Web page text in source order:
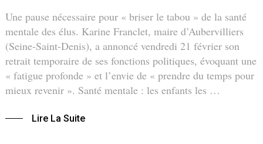
Une pause nécessaire pour « briser le tabou » de la santé
mentale des élus. Karine Franclet, maire d’Aubervilliers
(Seine-Saint-Denis), a annoncé vendredi 21 février son
retrait temporaire de ses fonctions politiques, évoquant une
« fatigue profonde » et l’envie de « prendre du temps pour
mieux revenir ». Santé mentale : les enfants les …
Lire La Suite